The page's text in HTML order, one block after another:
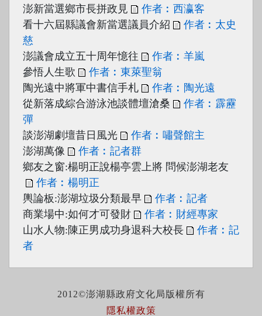
澎新當選鄉市長拼政見
作者︰西瀛客
看十六屆縣議會新當選議員介紹
作者︰太史
慈
澎議會成立五十周年憶往
作者︰羊嵐
參悟人生歌
作者︰東萊聖翁
陶光遠中將軍中書信手札
作者︰陶光遠
從新落成綜合游泳池談體壇滄桑
作者︰霹靂
彈
談澎湖劇壇昔日風光
作者︰嘯聲館主
澎湖萬像
作者︰記者群
鄉友之窗:楊明正說楊亭雲上將 問候澎湖老友
作者︰楊明正
輿論板:澎湖垃圾分類最早
作者︰記者
商業場中:如何才可發財
作者︰財經專家
山水人物:陳正男成功身退科大校長
作者︰記
者
2012©澎湖縣政府文化局版權所有
隱私權政策